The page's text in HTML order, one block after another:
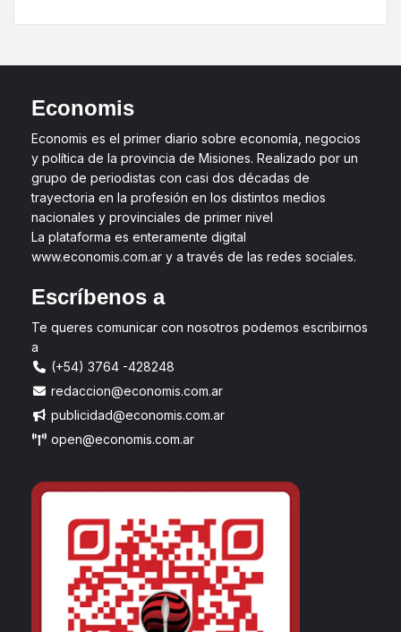
Economis
Economis es el primer diario sobre economía, negocios
y política de la provincia de Misiones. Realizado por un
grupo de periodistas con casi dos décadas de
trayectoria en la profesión en los distintos medios
nacionales y provinciales de primer nivel
La plataforma es enteramente digital
www.economis.com.ar y a través de las redes sociales.
Escríbenos a
Te queres comunicar con nosotros podemos escribirnos
a
(+54) 3764 -428248
redaccion@economis.com.ar
publicidad@economis.com.ar
open@economis.com.ar